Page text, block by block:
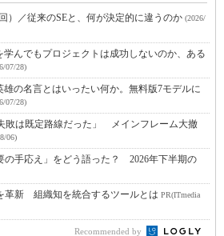
）／従来のSEと、何が決定的に違うのか (2026/
んでもプロジェクトは成功しないのか、ある
07/28)
の名言とはいったい何か。無料版7モデルに
07/28)
敗は既定路線だった」 メインフレーム大撤
06)
の手応え」をどう語った？ 2026年下半期の
革新 組織知を統合するツールとは PR(ITmedia
Recommended by